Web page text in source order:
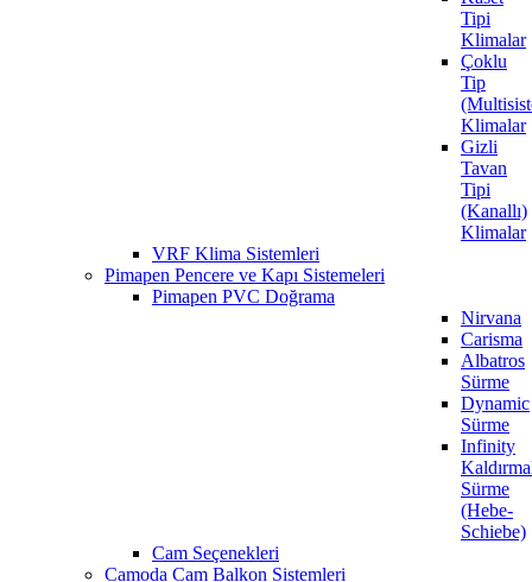
Tipi
Klimalar
Çoklu
Tip
Klimalar
Gizli
Tavan
Tipi
(Kanallı)
Klimalar
VRF Klima Sistemleri
Pimapen Pencere ve Kapı Sistemeleri
Pimapen PVC Doğrama
Nirvana
Carisma
Albatros
Sürme
Dynamic
Sürme
Infinity
Sürme
(Hebe-
Schiebe)
Cam Seçenekleri
Camoda Cam Balkon Sistemleri